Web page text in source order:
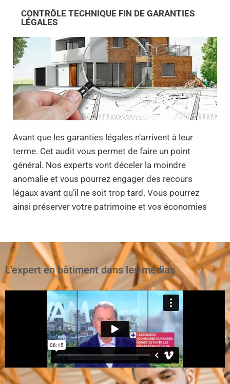
CONTRÔLE TECHNIQUE FIN DE GARANTIES
LÉGALES
Avant que les garanties légales n’arrivent à leur
terme. Cet audit vous permet de faire un point
général. Nos experts vont déceler la moindre
anomalie et vous pourrez engager des recours
légaux avant qu’il ne soit trop tard. Vous pourrez
ainsi préserver votre patrimoine et vos économies
L'expert en bâtiment dans les médias